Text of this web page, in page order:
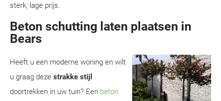
sterk, lage prijs.
Beton schutting laten plaatsen in
Bears
Heeft u een moderne woning en wilt
u graag deze strakke stijl
doortrekken in uw tuin? Een beton